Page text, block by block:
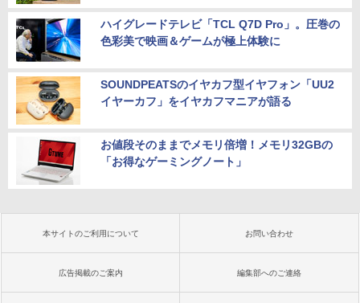
ハイグレードテレビ「TCL Q7D Pro」。圧巻の
色彩美で映画＆ゲームが極上体験に
SOUNDPEATSのイヤカフ型イヤフォン「UU2
イヤーカフ」をイヤカフマニアが語る
お値段そのままでメモリ倍増！メモリ32GBの
「お得なゲーミングノート」
本サイトのご利用について お問い合わせ
広告掲載のご案内 編集部へのご連絡